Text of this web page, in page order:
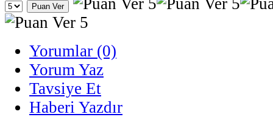
Yorumlar (0)
Yorum Yaz
Tavsiye Et
Haberi Yazdır